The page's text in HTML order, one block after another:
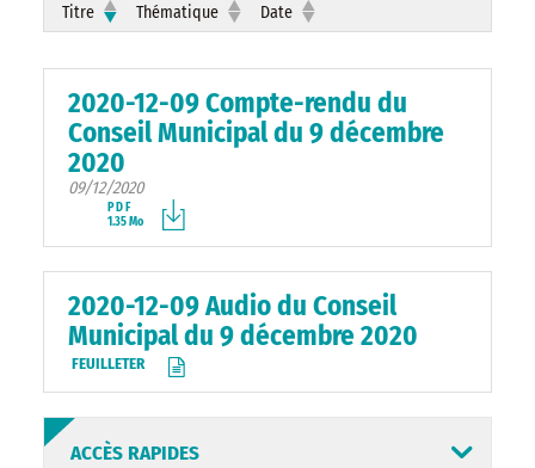
Titre
Thématique Date
2020-12-09 Compte-rendu du
Conseil Municipal du 9 décembre
2020
09/12/2020
PDF
1.35 Mo
2020-12-09 Audio du Conseil
Municipal du 9 décembre 2020
FEUILLETER
ACCÈS RAPIDES